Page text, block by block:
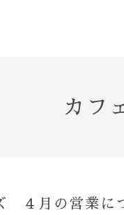
カフ
４月の営業に